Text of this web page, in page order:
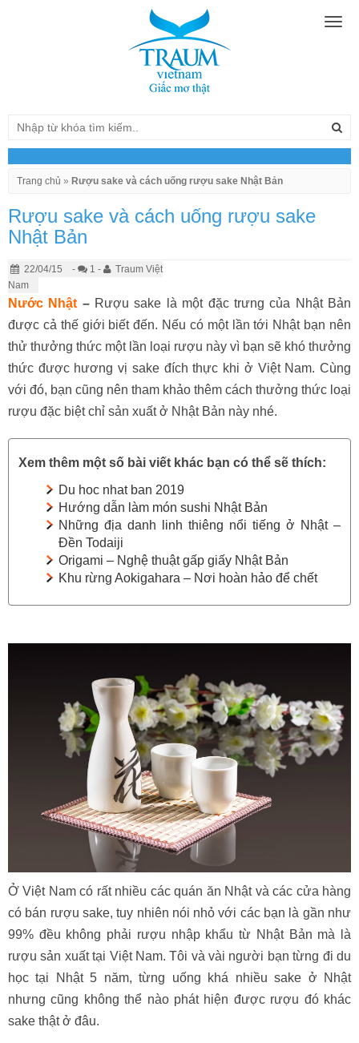
Trang chủ » Rượu sake và cách uống rượu sake Nhật Bản
Rượu sake và cách uống rượu sake
Nhật Bản
22/04/15 - 1 -
Traum Việt
Nam
Nước Nhật – Rượu sake là một đặc trưng của Nhật Bản
được cả thế giới biết đến. Nếu có một lần tới Nhật bạn nên
thử thưởng thức một lần loại rượu này vì bạn sẽ khó thưởng
thức được hương vị sake đích thực khi ở Việt Nam. Cùng
với đó, bạn cũng nên tham khảo thêm cách thưởng thức loại
rượu đặc biệt chỉ sản xuất ở Nhật Bản này nhé.
Xem thêm một số bài viết khác bạn có thể sẽ thích:
Du hoc nhat ban 2019
Hướng dẫn làm món sushi Nhật Bản
Những địa danh linh thiêng nổi tiếng ở Nhật –
Đền Todaiji
Origami – Nghệ thuật gấp giấy Nhật Bản
Khu rừng Aokigahara – Nơi hoàn hảo để chết
Ở Việt Nam có rất nhiều các quán ăn Nhật và các cửa hàng
có bán rượu sake, tuy nhiên nói nhỏ với các bạn là gần như
99% đều không phải rượu nhập khẩu từ Nhật Bản mà là
rượu sản xuất tại Việt Nam. Tôi và vài người bạn từng đi du
học tại Nhật 5 năm, từng uống khá nhiều sake ở Nhật
nhưng cũng không thể nào phát hiện được rượu đó khác
sake thật ở đâu.